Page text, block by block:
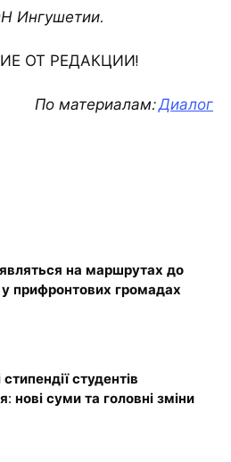
Ингушетии.
ОТ РЕДАКЦИИ!
По материалам:Диалог
на маршрутах до
прифронтових громадах
студентів
нові суми та головні зміни